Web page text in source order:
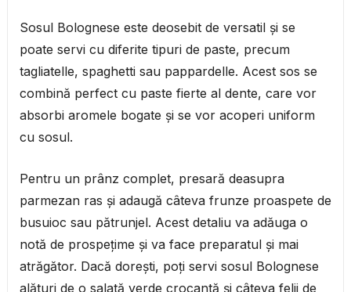
Sosul Bolognese este deosebit de versatil și se
poate servi cu diferite tipuri de paste, precum
tagliatelle, spaghetti sau pappardelle. Acest sos se
combină perfect cu paste fierte al dente, care vor
absorbi aromele bogate și se vor acoperi uniform
cu sosul.
Pentru un prânz complet, presară deasupra
parmezan ras și adaugă câteva frunze proaspete de
busuioc sau pătrunjel. Acest detaliu va adăuga o
notă de prospețime și va face preparatul și mai
atrăgător. Dacă dorești, poți servi sosul Bolognese
alături de o salată verde crocantă și câteva felii de